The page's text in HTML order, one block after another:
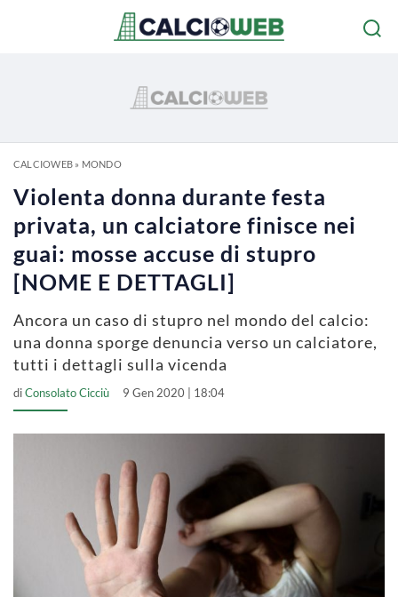
CALCIOWEB» MONDO
Violenta donna durante festa
privata, un calciatore finisce nei
guai: mosse accuse di stupro
[NOME E DETTAGLI]
Ancora un caso di stupro nel mondo del calcio:
una donna sporge denuncia verso un calciatore,
tutti i dettagli sulla vicenda
diConsolato Cicciù 9 Gen 2020 | 18:04